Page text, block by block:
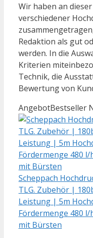
Wir haben an
verschiedener
Redaktion als gut
werden. In die
Kriterien
Technik, die
Bewertung von
AngebotBestseller
Scheppach
TLG. Zubehör |
Leistung | 5m
Fördermenge 480
mit Bürsten